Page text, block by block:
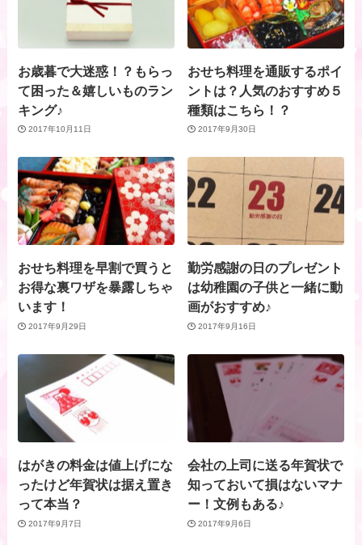
お歳暮で大迷惑！？もらっ
て困った＆嬉しいものラン
キング♪
2017年10月11日
おせち料理を通販するポイ
ントは？人気のおすすめ５
種類はこちら！？
2017年9月30日
おせち料理を早割で買うと
お得な裏ワザを暴露しちゃ
います！
2017年9月29日
勤労感謝の日のプレゼント
は幼稚園の子供と一緒に動
画がおすすめ♪
2017年9月16日
はがきの料金は値上げにな
ったけど年賀状は据え置き
って本当？
2017年9月7日
会社の上司に送る年賀状で
知っておいて損はないマナ
ー！文例もある♪
2017年9月6日